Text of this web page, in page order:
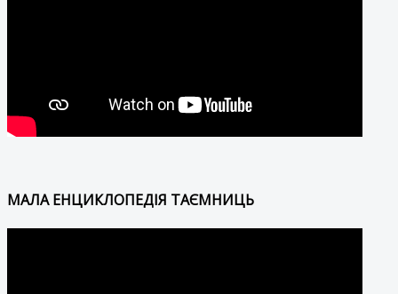
МАЛА ЕНЦИКЛОПЕДІЯ ТАЄМНИЦЬ